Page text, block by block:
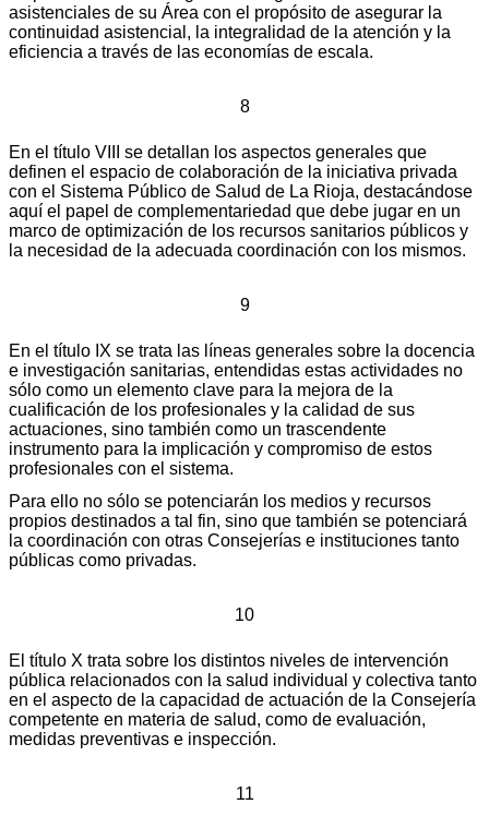
asistenciales de su Área con el propósito de asegurar la
continuidad asistencial, la integralidad de la atención y la
eficiencia a través de las economías de escala.
8
En el título VIII se detallan los aspectos generales que
definen el espacio de colaboración de la iniciativa privada
con el Sistema Público de Salud de La Rioja, destacándose
aquí el papel de complementariedad que debe jugar en un
marco de optimización de los recursos sanitarios públicos y
la necesidad de la adecuada coordinación con los mismos.
9
En el título IX se trata las líneas generales sobre la docencia
e investigación sanitarias, entendidas estas actividades no
sólo como un elemento clave para la mejora de la
cualificación de los profesionales y la calidad de sus
actuaciones, sino también como un trascendente
instrumento para la implicación y compromiso de estos
profesionales con el sistema.
Para ello no sólo se potenciarán los medios y recursos
propios destinados a tal fin, sino que también se potenciará
la coordinación con otras Consejerías e instituciones tanto
públicas como privadas.
10
El título X trata sobre los distintos niveles de intervención
pública relacionados con la salud individual y colectiva tanto
en el aspecto de la capacidad de actuación de la Consejería
competente en materia de salud, como de evaluación,
medidas preventivas e inspección.
11